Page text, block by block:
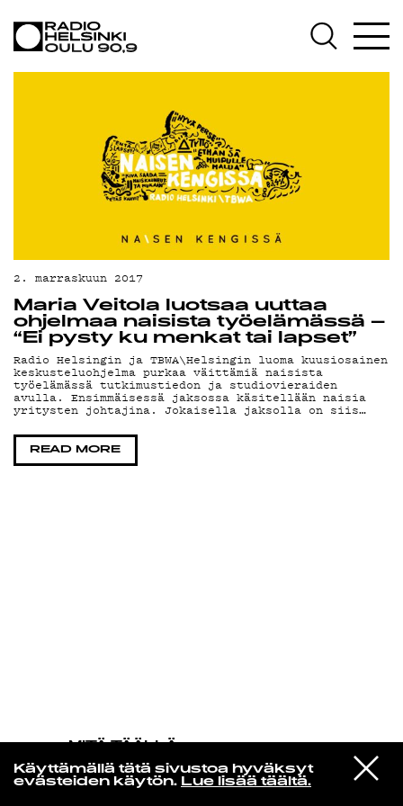
Käyttämällä tätä sivustoa hyväksyt
evästeiden käytön. Lue lisää täältä.
VIESTI
STUDIOON
MITÄ TÄÄLLÄ
Tame Impala
Borderline
AJANKOHTAISTA
OHJELMAT
TEKIJÄT
ON-DEMAND
PODCAST
MAINOSTA
YHTEYSTIEDOT
G LIVELAB
YSTÄVÄKLUBI
TIETOSUOJA
KIRJAUDU SISÄÄN
2. marraskuun 2017
Maria Veitola luotsaa uuttaa
ohjelmaa naisista työelämässä –
“Ei pysty ku menkat tai lapset”
Radio Helsingin ja TBWA\Helsingin luoma kuusiosainen
keskusteluohjelma purkaa väittämiä naisista
työelämässä tutkimustiedon ja studiovieraiden
avulla. Ensimmäisessä jaksossa käsitellään naisia
yritysten johtajina. Jokaisella jaksolla on siis…
READ MORE